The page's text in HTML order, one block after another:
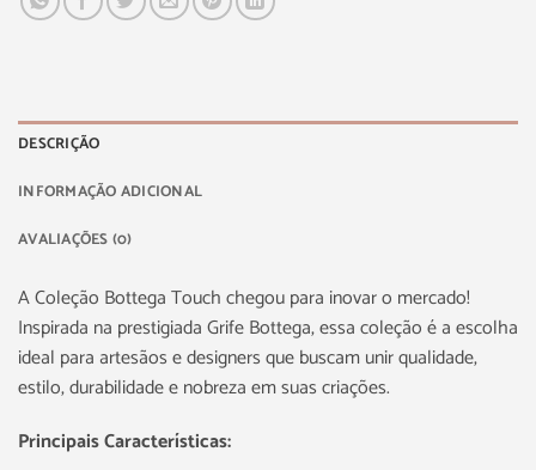
DESCRIÇÃO
INFORMAÇÃO ADICIONAL
AVALIAÇÕES (0)
A Coleção Bottega Touch chegou para inovar o mercado!
Inspirada na prestigiada Grife Bottega, essa coleção é a escolha
ideal para artesãos e designers que buscam unir qualidade,
estilo, durabilidade e nobreza em suas criações.
Principais Características: